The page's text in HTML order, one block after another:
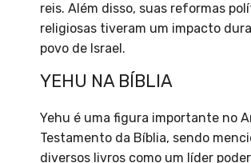
reis. Além disso, suas reformas
religiosas tiveram um impacto
povo de Israel.
YEHU NA BÍBLIA
Yehu é uma figura importante no
Testamento da Bíblia, sendo
diversos livros como um líder